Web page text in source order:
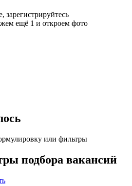
зарегистрируйтесь
ещё 1 и откроем фото
или фильтры
подбора вакансий